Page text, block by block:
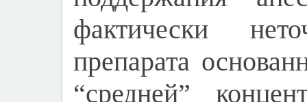
фактически
препарата
“средней”